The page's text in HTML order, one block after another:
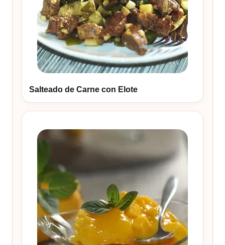
Salteado de Carne con Elote